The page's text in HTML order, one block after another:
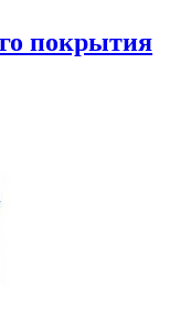
покрытия